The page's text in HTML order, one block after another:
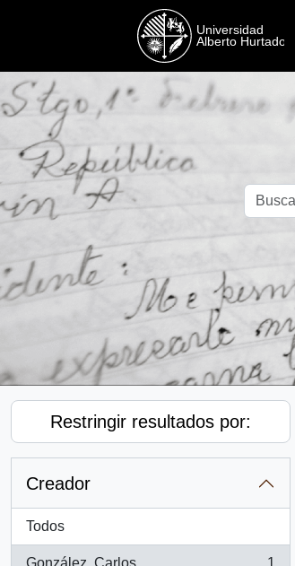
Restringir resultados por:
Creador
Todos
González, Carlos 1